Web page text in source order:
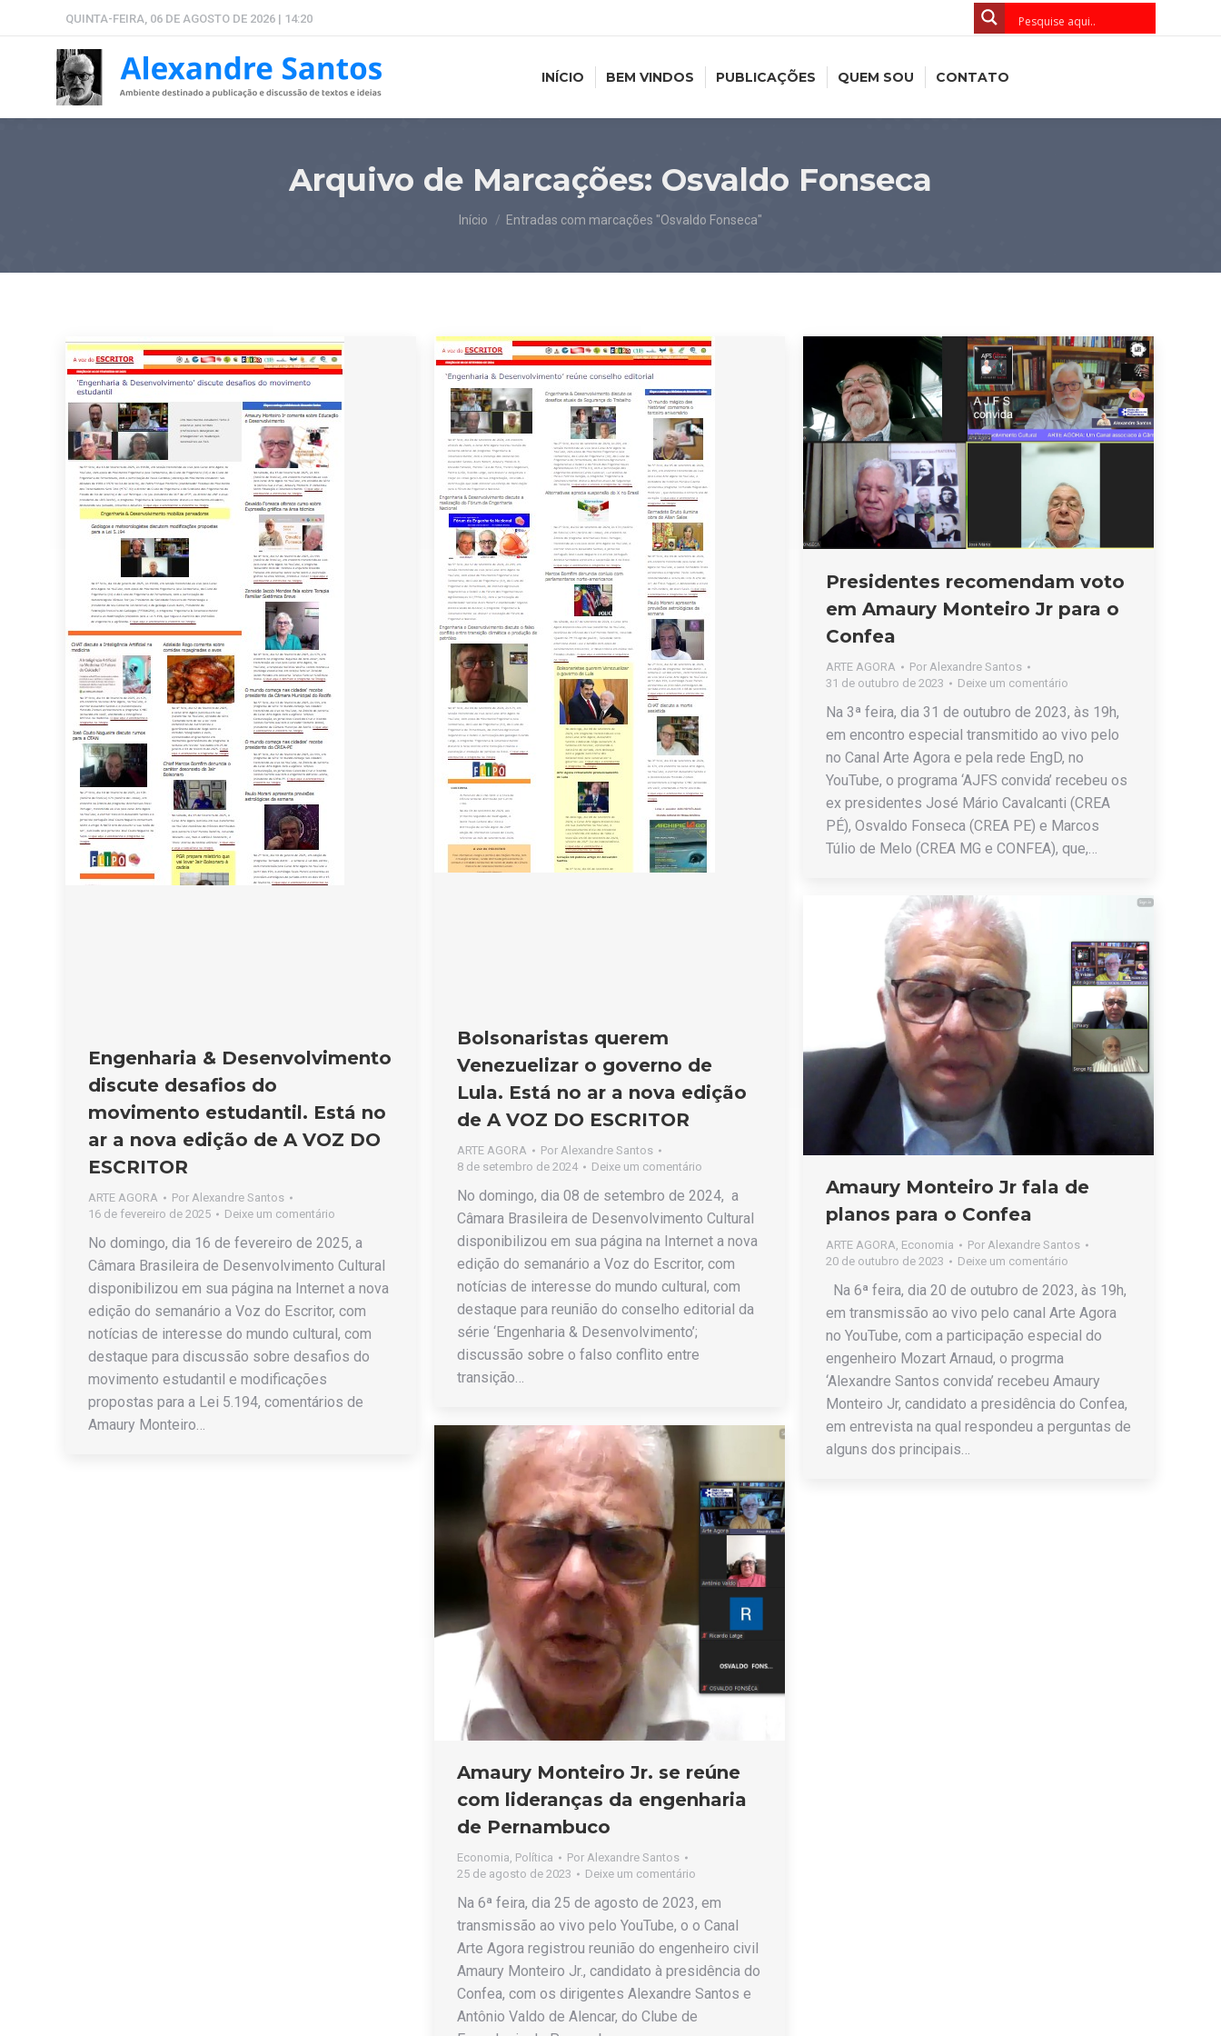
QUINTA-FEIRA, 06 DE AGOSTO DE 2026 | 14:20
INÍCIO BEM VINDOS PUBLICAÇÕES QUEM SOU CONTATO
Arquivo de Marcações: Osvaldo Fonseca
Você está aqui:
Início Entradas com marcações "Osvaldo Fonseca"
Engenharia & Desenvolvimento
discute desafios do
movimento estudantil. Está no
ar a nova edição de A VOZ DO
ESCRITOR
ARTE AGORA Por Alexandre Santos
16 de fevereiro de 2025
Deixe um comentário
No domingo, dia 16 de fevereiro de 2025, a
Câmara Brasileira de Desenvolvimento Cultural
disponibilizou em sua página na Internet a nova
edição do semanário a Voz do Escritor, com
notícias de interesse do mundo cultural, com
destaque para discussão sobre desafios do
movimento estudantil e modificações
propostas para a Lei 5.194, comentários de
Amaury Monteiro…
Bolsonaristas querem
Venezuelizar o governo de
Lula. Está no ar a nova edição
de A VOZ DO ESCRITOR
ARTE AGORA Por Alexandre Santos
8 de setembro de 2024
Deixe um comentário
No domingo, dia 08 de setembro de 2024, a
Câmara Brasileira de Desenvolvimento Cultural
disponibilizou em sua página na Internet a nova
edição do semanário a Voz do Escritor, com
notícias de interesse do mundo cultural, com
destaque para reunião do conselho editorial da
série ‘Engenharia & Desenvolvimento’;
discussão sobre o falso conflito entre
transição…
Presidentes recomendam voto
em Amaury Monteiro Jr para o
Confea
ARTE AGORA Por Alexandre Santos
31 de outubro de 2023
Deixe um comentário
Na 3ª feira, dia 31 de outubro de 2023, às 19h,
em encontro especial transmitido ao vivo pelo
no Canal Arte Agora e pela rede EngD, no
YouTube, o programa ‘AJFS convida’ recebeu os
ex presidentes José Mário Cavalcanti (CREA
PÉ), Osvaldo Fonseca (CREA PE) e Marcos
Túlio de Melo (CREA MG e CONFEA), que,…
Amaury Monteiro Jr fala de
planos para o Confea
ARTE AGORA, Economia Por Alexandre Santos
20 de outubro de 2023
Deixe um comentário
Na 6ª feira, dia 20 de outubro de 2023, às 19h,
em transmissão ao vivo pelo canal Arte Agora
no YouTube, com a participação especial do
engenheiro Mozart Arnaud, o progrma
‘Alexandre Santos convida’ recebeu Amaury
Monteiro Jr, candidato a presidência do Confea,
em entrevista na qual respondeu a perguntas de
alguns dos principais…
Amaury Monteiro Jr. se reúne
com lideranças da engenharia
de Pernambuco
Economia, Política Por Alexandre Santos
25 de agosto de 2023
Deixe um comentário
Na 6ª feira, dia 25 de agosto de 2023, em
transmissão ao vivo pelo YouTube, o o Canal
Arte Agora registrou reunião do engenheiro civil
Amaury Monteiro Jr., candidato à presidência do
Confea, com os dirigentes Alexandre Santos e
Antônio Valdo de Alencar, do Clube de